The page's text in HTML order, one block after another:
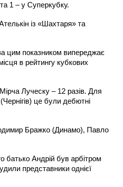
1 – у Суперкубку.
із «Шахтаря» та
цим показником випереджає
в рейтингу кубкових
Луческу – 12 разів. Для
це були дебютні
Бражко (Динамо), Павло
батько Андрій був арбітром
представники однієї